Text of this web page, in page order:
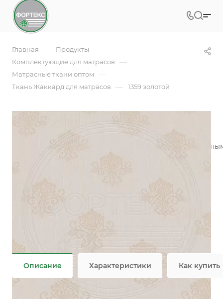
Главная — Продукты —
Комплектующие для матрасов —
Матрасные ткани оптом —
Ткань Жаккард для матрасов — 1359 золотой
1359 золотой
Жаккардовое полотно - это ткань с красивым
производителей матрасов
Возможны дополнительные опции
Не является публичной офертой
Описание Характеристики Как купить